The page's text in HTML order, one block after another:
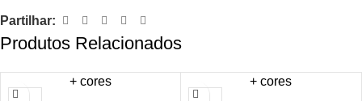
Partilhar:
Produtos Relacionados
+ cores + cores